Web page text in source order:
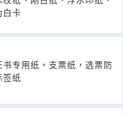
白卡
专用纸，支票纸，选票防
签纸